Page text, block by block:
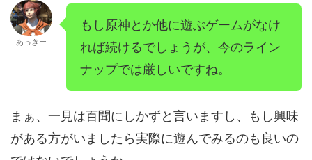
あっきー
もし原神とか他に遊ぶゲームがなけ
れば続けるでしょうが、今のライン
ナップでは厳しいですね。
まぁ、一見は百聞にしかずと言いますし、もし興味
がある方がいましたら実際に遊んでみるのも良いの